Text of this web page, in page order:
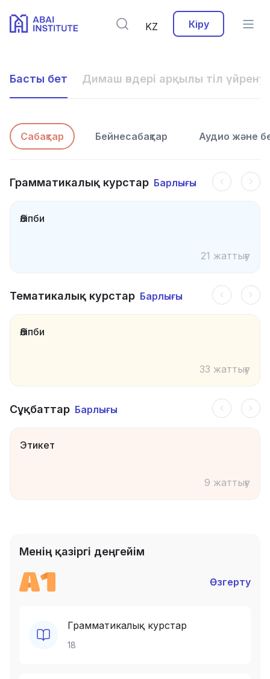
KZ Кіру
Басты бет Димаш әндері арқылы тіл үйрену
Сабақтар Бейнесабақтар Аудио және
Грамматикалық курстар Барлығы
Әліпби
21 жаттығу
Тематикалық курстар Барлығы
Әліпби
33 жаттығу
Сұқбаттар Барлығы
Этикет
9 жаттығу
Менің қазіргі деңгейім
Өзгерту
Грамматикалық курстар
18